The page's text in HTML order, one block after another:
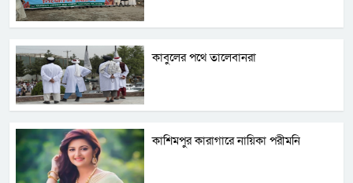
কাবুলের পথে তালেবানরা
কাশিমপুর কারাগারে নায়িকা পরীমনি